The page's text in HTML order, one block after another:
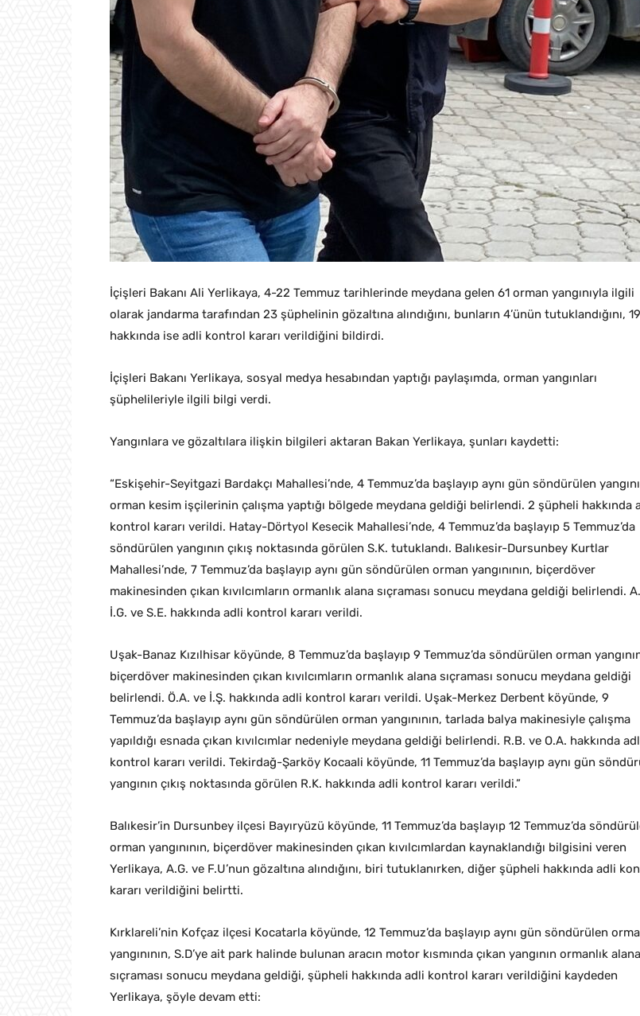
İçişleri Bakanı Ali Yerlikaya, 4-22 Temmuz tarihlerinde meydana gelen 61 orman yangınıyla ilgili
olarak jandarma tarafından 23 şüphelinin gözaltına alındığını, bunların 4’ünün tutuklandığını,
hakkında ise adli kontrol kararı verildiğini bildirdi.
İçişleri Bakanı Yerlikaya, sosyal medya hesabından yaptığı paylaşımda, orman yangınları
şüphelileriyle ilgili bilgi verdi.
Yangınlara ve gözaltılara ilişkin bilgileri aktaran Bakan Yerlikaya, şunları kaydetti:
“Eskişehir-Seyitgazi Bardakçı Mahallesi’nde, 4 Temmuz’da başlayıp aynı gün söndürülen
orman kesim işçilerinin çalışma yaptığı bölgede meydana geldiği belirlendi. 2 şüpheli hakkında
kontrol kararı verildi. Hatay-Dörtyol Kesecik Mahallesi’nde, 4 Temmuz’da başlayıp 5 Temmuz’da
söndürülen yangının çıkış noktasında görülen S.K. tutuklandı. Balıkesir-Dursunbey Kurtlar
Mahallesi’nde, 7 Temmuz’da başlayıp aynı gün söndürülen orman yangınının, biçerdöver
makinesinden çıkan kıvılcımların ormanlık alana sıçraması sonucu meydana geldiği belirlendi.
İ.G. ve S.E. hakkında adli kontrol kararı verildi.
Uşak-Banaz Kızılhisar köyünde, 8 Temmuz’da başlayıp 9 Temmuz’da söndürülen orman
biçerdöver makinesinden çıkan kıvılcımların ormanlık alana sıçraması sonucu meydana geldiği
belirlendi. Ö.A. ve İ.Ş. hakkında adli kontrol kararı verildi. Uşak-Merkez Derbent köyünde, 9
Temmuz’da başlayıp aynı gün söndürülen orman yangınının, tarlada balya makinesiyle çalışma
yapıldığı esnada çıkan kıvılcımlar nedeniyle meydana geldiği belirlendi. R.B. ve O.A. hakkında
kontrol kararı verildi. Tekirdağ-Şarköy Kocaali köyünde, 11 Temmuz’da başlayıp aynı gün
yangının çıkış noktasında görülen R.K. hakkında adli kontrol kararı verildi.”
Balıkesir’in Dursunbey ilçesi Bayıryüzü köyünde, 11 Temmuz’da başlayıp 12 Temmuz’da
orman yangınının, biçerdöver makinesinden çıkan kıvılcımlardan kaynaklandığı bilgisini veren
Yerlikaya, A.G. ve F.U’nun gözaltına alındığını, biri tutuklanırken, diğer şüpheli hakkında adli
kararı verildiğini belirtti.
Kırklareli’nin Kofçaz ilçesi Kocatarla köyünde, 12 Temmuz’da başlayıp aynı gün söndürülen
yangınının, S.D’ye ait park halinde bulunan aracın motor kısmında çıkan yangının ormanlık alana
sıçraması sonucu meydana geldiği, şüpheli hakkında adli kontrol kararı verildiğini kaydeden
Yerlikaya, şöyle devam etti: